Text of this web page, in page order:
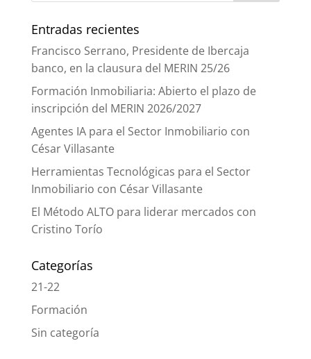
Entradas recientes
Francisco Serrano, Presidente de Ibercaja
banco, en la clausura del MERIN 25/26
Formación Inmobiliaria: Abierto el plazo de
inscripción del MERIN 2026/2027
Agentes IA para el Sector Inmobiliario con
César Villasante
Herramientas Tecnológicas para el Sector
Inmobiliario con César Villasante
El Método ALTO para liderar mercados con
Cristino Torío
Categorías
21-22
Formación
Sin categoría